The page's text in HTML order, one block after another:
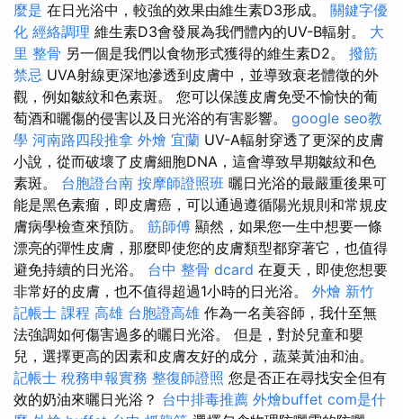
麼是 在日光浴中，較強的效果由維生素D3形成。 關鍵字優
化 經絡調理 維生素D3會發展為我們體內的UV-B輻射。 大
里 整骨 另一個是我們以食物形式獲得的維生素D2。 撥筋
禁忌 UVA射線更深地滲透到皮膚中，並導致衰老體徵的外
觀，例如皺紋和色素斑。 您可以保護皮膚免受不愉快的葡
萄酒和曬傷的侵害以及日光浴的有害影響。 google seo教
學 河南路四段推拿 外燴 宜蘭 UV-A輻射穿透了更深的皮膚
小說，從而破壞了皮膚細胞DNA，這會導致早期皺紋和色
素斑。 台胞證台南 按摩師證照班 曬日光浴的最嚴重後果可
能是黑色素瘤，即皮膚癌，可以通過遵循陽光規則和常規皮
膚病學檢查來預防。 筋師傅 顯然，如果您一生中想要一條
漂亮的彈性皮膚，那麼即使您的皮膚類型都穿著它，也值得
避免持續的日光浴。 台中 整骨 dcard 在夏天，即使您想要
非常好的皮膚，也不值得超過1小時的日光浴。 外燴 新竹
記帳士 課程 高雄 台胞證高雄 作為一名美容師，我什至無
法強調如何傷害過多的曬日光浴。 但是，對於兒童和嬰
兒，選擇更高的因素和皮膚友好的成分，蔬菜黃油和油。
記帳士 稅務申報實務 整復師證照 您是否正在尋找安全但有
效的奶油來曬日光浴？ 台中排毒推薦 外燴buffet com是什